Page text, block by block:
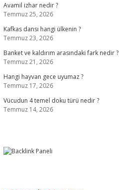
Avamil izhar nedir ?
Temmuz 25, 2026
Kafkas dansı hangi ülkenin ?
Temmuz 23, 2026
Banket ve kaldırım arasındaki fark nedir ?
Temmuz 21, 2026
Hangi hayvan gece uyumaz ?
Temmuz 17, 2026
Vücudun 4 temel doku türü nedir ?
Temmuz 14, 2026